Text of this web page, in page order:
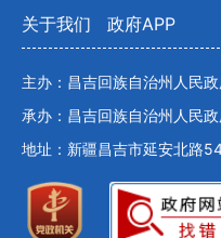
关于我们
政府APP
主办：昌吉回族自治州人民
承办：昌吉回族自治州人民
地址：新疆昌吉市延安北路